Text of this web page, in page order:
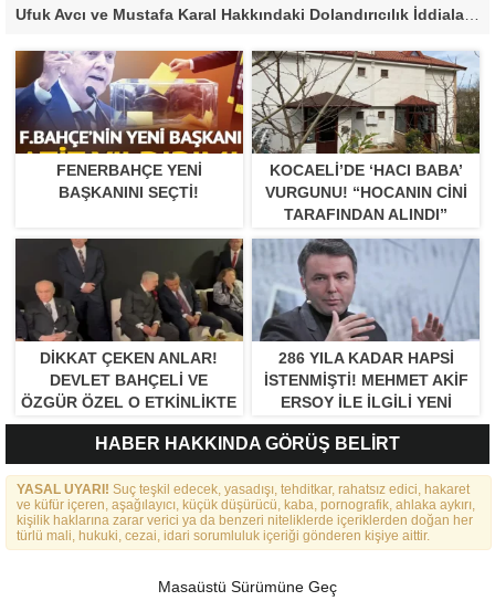
Ufuk Avcı ve Mustafa Karal Hakkındaki Dolandırıcılık İddiaları Büyüyor
FENERBAHÇE YENI
BAŞKANINI SEÇTI!
KOCAELI’DE ‘HACI BABA’
VURGUNU! “HOCANIN CINI
TARAFINDAN ALINDI”
DIKKAT ÇEKEN ANLAR!
DEVLET BAHÇELI VE
ÖZGÜR ÖZEL O ETKINLIKTE
BIR ARAYA GELDILER
286 YILA KADAR HAPSI
ISTENMIŞTI! MEHMET AKIF
ERSOY ILE ILGILI YENI
GELIŞME
HABER HAKKINDA GÖRÜŞ BELİRT
YASAL UYARI! Suç teşkil edecek, yasadışı, tehditkar, rahatsız edici, hakaret
ve küfür içeren, aşağılayıcı, küçük düşürücü, kaba, pornografik, ahlaka aykırı,
kişilik haklarına zarar verici ya da benzeri niteliklerde içeriklerden doğan her
türlü mali, hukuki, cezai, idari sorumluluk içeriği gönderen kişiye aittir.
Masaüstü Sürümüne Geç